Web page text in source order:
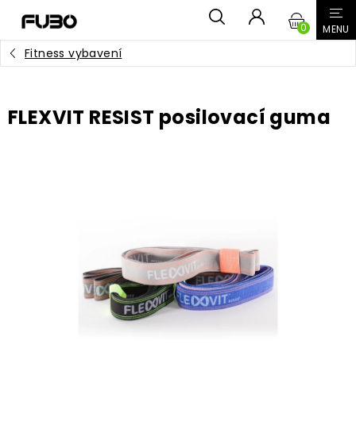
obsah
Fitness vybavení
FLEXVIT RESIST posilovací guma